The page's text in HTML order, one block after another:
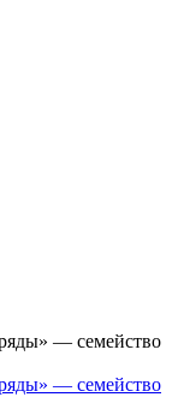
— семейство
— семейство